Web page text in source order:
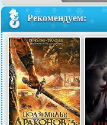
Рекомендуем: